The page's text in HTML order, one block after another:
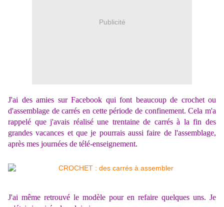
Publicité
J'ai des amies sur Facebook qui font beaucoup de crochet ou
d'assemblage de carrés en cette période de confinement. Cela m'a
rappelé que j'avais réalisé une trentaine de carrés à la fin des
grandes vacances et que je pourrais aussi faire de l'assemblage,
après mes journées de télé-enseignement.
J'ai même retrouvé le modèle pour en refaire quelques uns. Je